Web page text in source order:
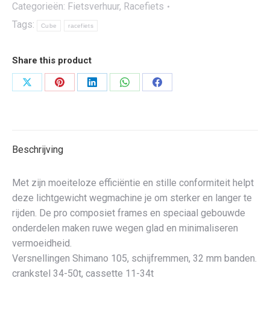
Categorieën: Fietsverhuur, Racefiets
Tags:
Cube racefiets
Share this product
Deel
Deel
Deel
Deel
Deel
Beschrijving
Met zijn moeiteloze efficiëntie en stille conformiteit helpt
deze lichtgewicht wegmachine je om sterker en langer te
rijden. De pro composiet frames en speciaal gebouwde
onderdelen maken ruwe wegen glad en minimaliseren
vermoeidheid.
Versnellingen Shimano 105, schijfremmen, 32 mm banden.
crankstel 34-50t, cassette 11-34t